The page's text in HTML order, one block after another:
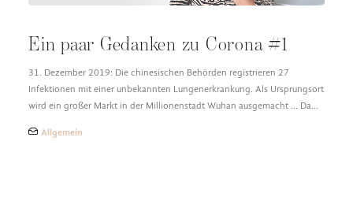
Ein paar Gedanken zu Corona #1
31. Dezember 2019: Die chinesischen Behörden registrieren 27
Infektionen mit einer unbekannten Lungenerkrankung. Als Ursprungsort
wird ein großer Markt in der Millionenstadt Wuhan ausgemacht ... Da…
Allgemein